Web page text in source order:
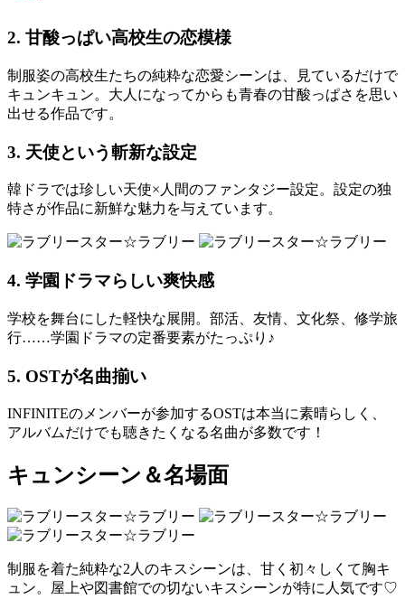
2. 甘酸っぱい高校生の恋模様
制服姿の高校生たちの純粋な恋愛シーンは、見ているだけで
キュンキュン。大人になってからも青春の甘酸っぱさを思い
出せる作品です。
3. 天使という斬新な設定
韓ドラでは珍しい天使×人間のファンタジー設定。設定の独
特さが作品に新鮮な魅力を与えています。
4. 学園ドラマらしい爽快感
学校を舞台にした軽快な展開。部活、友情、文化祭、修学旅
行……学園ドラマの定番要素がたっぷり♪
5. OSTが名曲揃い
INFINITEのメンバーが参加するOSTは本当に素晴らしく、
アルバムだけでも聴きたくなる名曲が多数です！
キュンシーン＆名場面
制服を着た純粋な2人のキスシーンは、甘く初々しくて胸キ
ュン。屋上や図書館での切ないキスシーンが特に人気です♡